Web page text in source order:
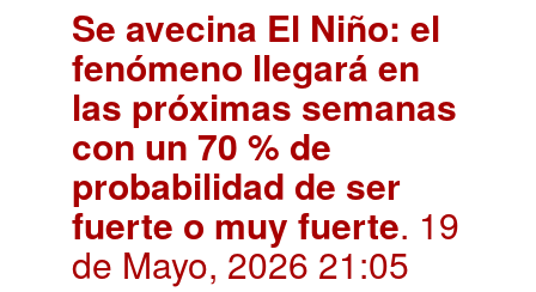
Se avecina El Niño: el
fenómeno llegará en
las próximas semanas
con un 70 % de
probabilidad de ser
fuerte o muy fuerte. 19
de Mayo, 2026 21:05